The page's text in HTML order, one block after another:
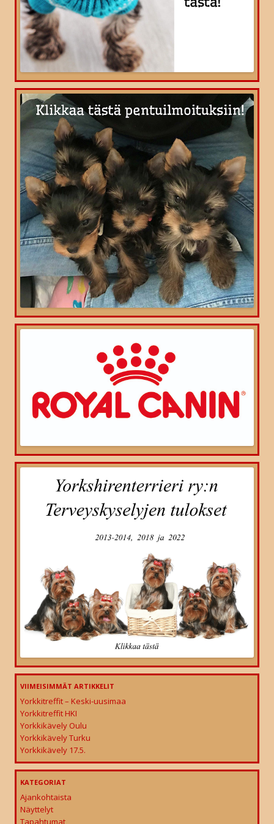
VIIMEISIMMÄT ARTIKKELIT
Yorkkitreffit – Keski-uusimaa
Yorkkitreffit HKI
Yorkkikävely Oulu
Yorkkikävely Turku
Yorkkikävely 17.5.
KATEGORIAT
Ajankohtaista
Näyttelyt
Tapahtumat